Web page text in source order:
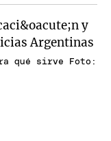
qué sirve Foto: